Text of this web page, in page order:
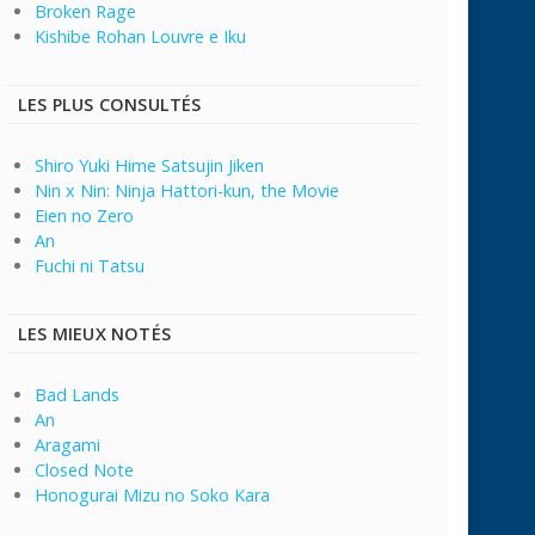
Broken Rage
Kishibe Rohan Louvre e Iku
LES PLUS CONSULTÉS
Shiro Yuki Hime Satsujin Jiken
Nin x Nin: Ninja Hattori-kun, the Movie
Eien no Zero
An
Fuchi ni Tatsu
LES MIEUX NOTÉS
Bad Lands
An
Aragami
Closed Note
Honogurai Mizu no Soko Kara